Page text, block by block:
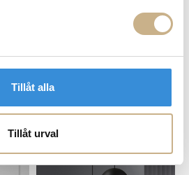
Tillåt alla
Tillåt urval
9.200 kr